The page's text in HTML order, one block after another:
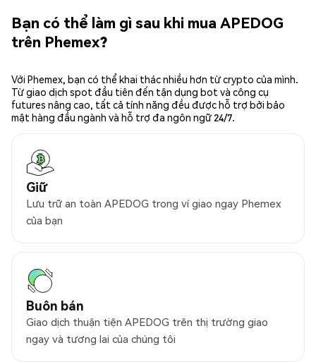
Bạn có thể làm gì sau khi mua APEDOG
trên Phemex?
Với Phemex, bạn có thể khai thác nhiều hơn từ crypto của mình.
Từ giao dịch spot đầu tiên đến tận dụng bot và công cụ
futures nâng cao, tất cả tính năng đều được hỗ trợ bởi bảo
mật hàng đầu ngành và hỗ trợ đa ngôn ngữ 24/7.
Giữ
Lưu trữ an toàn APEDOG trong ví giao ngay Phemex
của bạn
Buôn bán
Giao dịch thuận tiện APEDOG trên thị trường giao
ngay và tương lai của chúng tôi